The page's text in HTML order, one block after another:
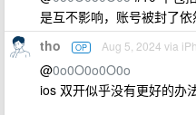
是互不影响，账号被封了
tho OP Aug 5, 2024 via
@0o0O0o0O0o
ios 双开似乎没有更好的办